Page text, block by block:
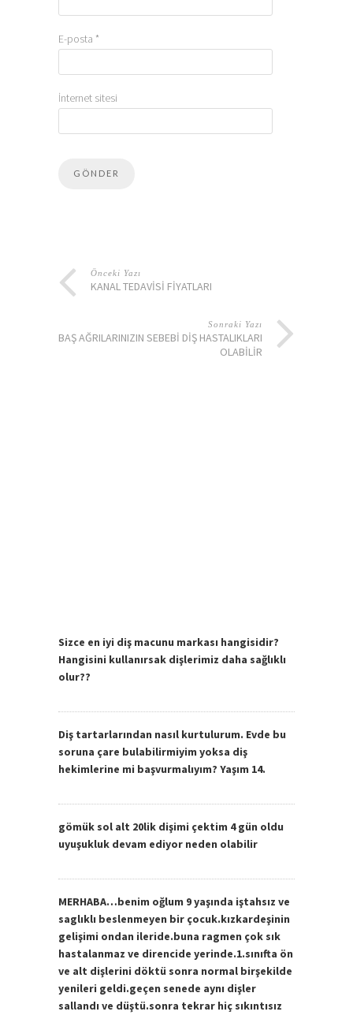
E-posta *
İnternet sitesi
Önceki Yazı
KANAL TEDAVISI FIYATLARI
Sonraki Yazı
BAŞ AĞRILARINIZIN SEBEBI DIŞ HASTALIKLARI
OLABILIR
Sizce en iyi diş macunu markası hangisidir?
Hangisini kullanırsak dişlerimiz daha sağlıklı
olur??
Diş tartarlarından nasıl kurtulurum. Evde bu
soruna çare bulabilirmiyim yoksa diş
hekimlerine mi başvurmalıyım? Yaşım 14.
gömük sol alt 20lik dişimi çektim 4 gün oldu
uyuşukluk devam ediyor neden olabilir
MERHABA…benim oğlum 9 yaşında iştahsız ve
saglıklı beslenmeyen bir çocuk.kızkardeşinin
gelişimi ondan ileride.buna ragmen çok sık
hastalanmaz ve direncide yerinde.1.sınıfta ön
ve alt dişlerini döktü sonra normal birşekilde
yenileri geldi.geçen senede aynı dişler
sallandı ve düştü.sonra tekrar hiç sıkıntısız